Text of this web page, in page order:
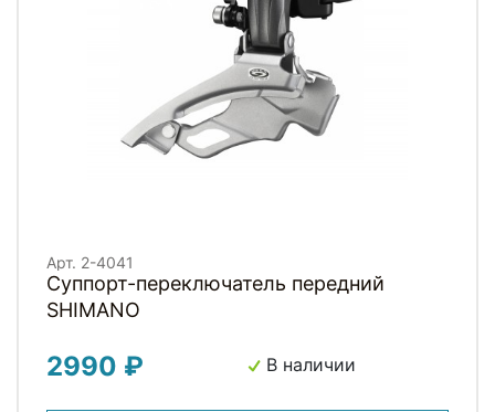
Арт. 2-4041
Суппорт-переключатель передний
SHIMANO
2990 ₽ В наличии